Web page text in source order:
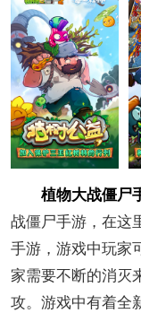
植物大战僵尸
战僵尸手游，在这
手游，游戏中玩家
家需要不断的消灭
攻。游戏中有着全